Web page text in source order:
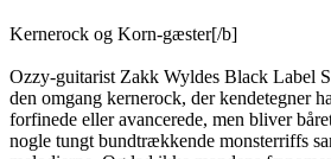
Kernerock og Korn-gæster[/b]
Ozzy-guitarist Zakk Wyldes Black Label
den omgang kernerock, der kendetegner
forfinede eller avancerede, men bliver
nogle tungt bundtrækkende monsterriffs